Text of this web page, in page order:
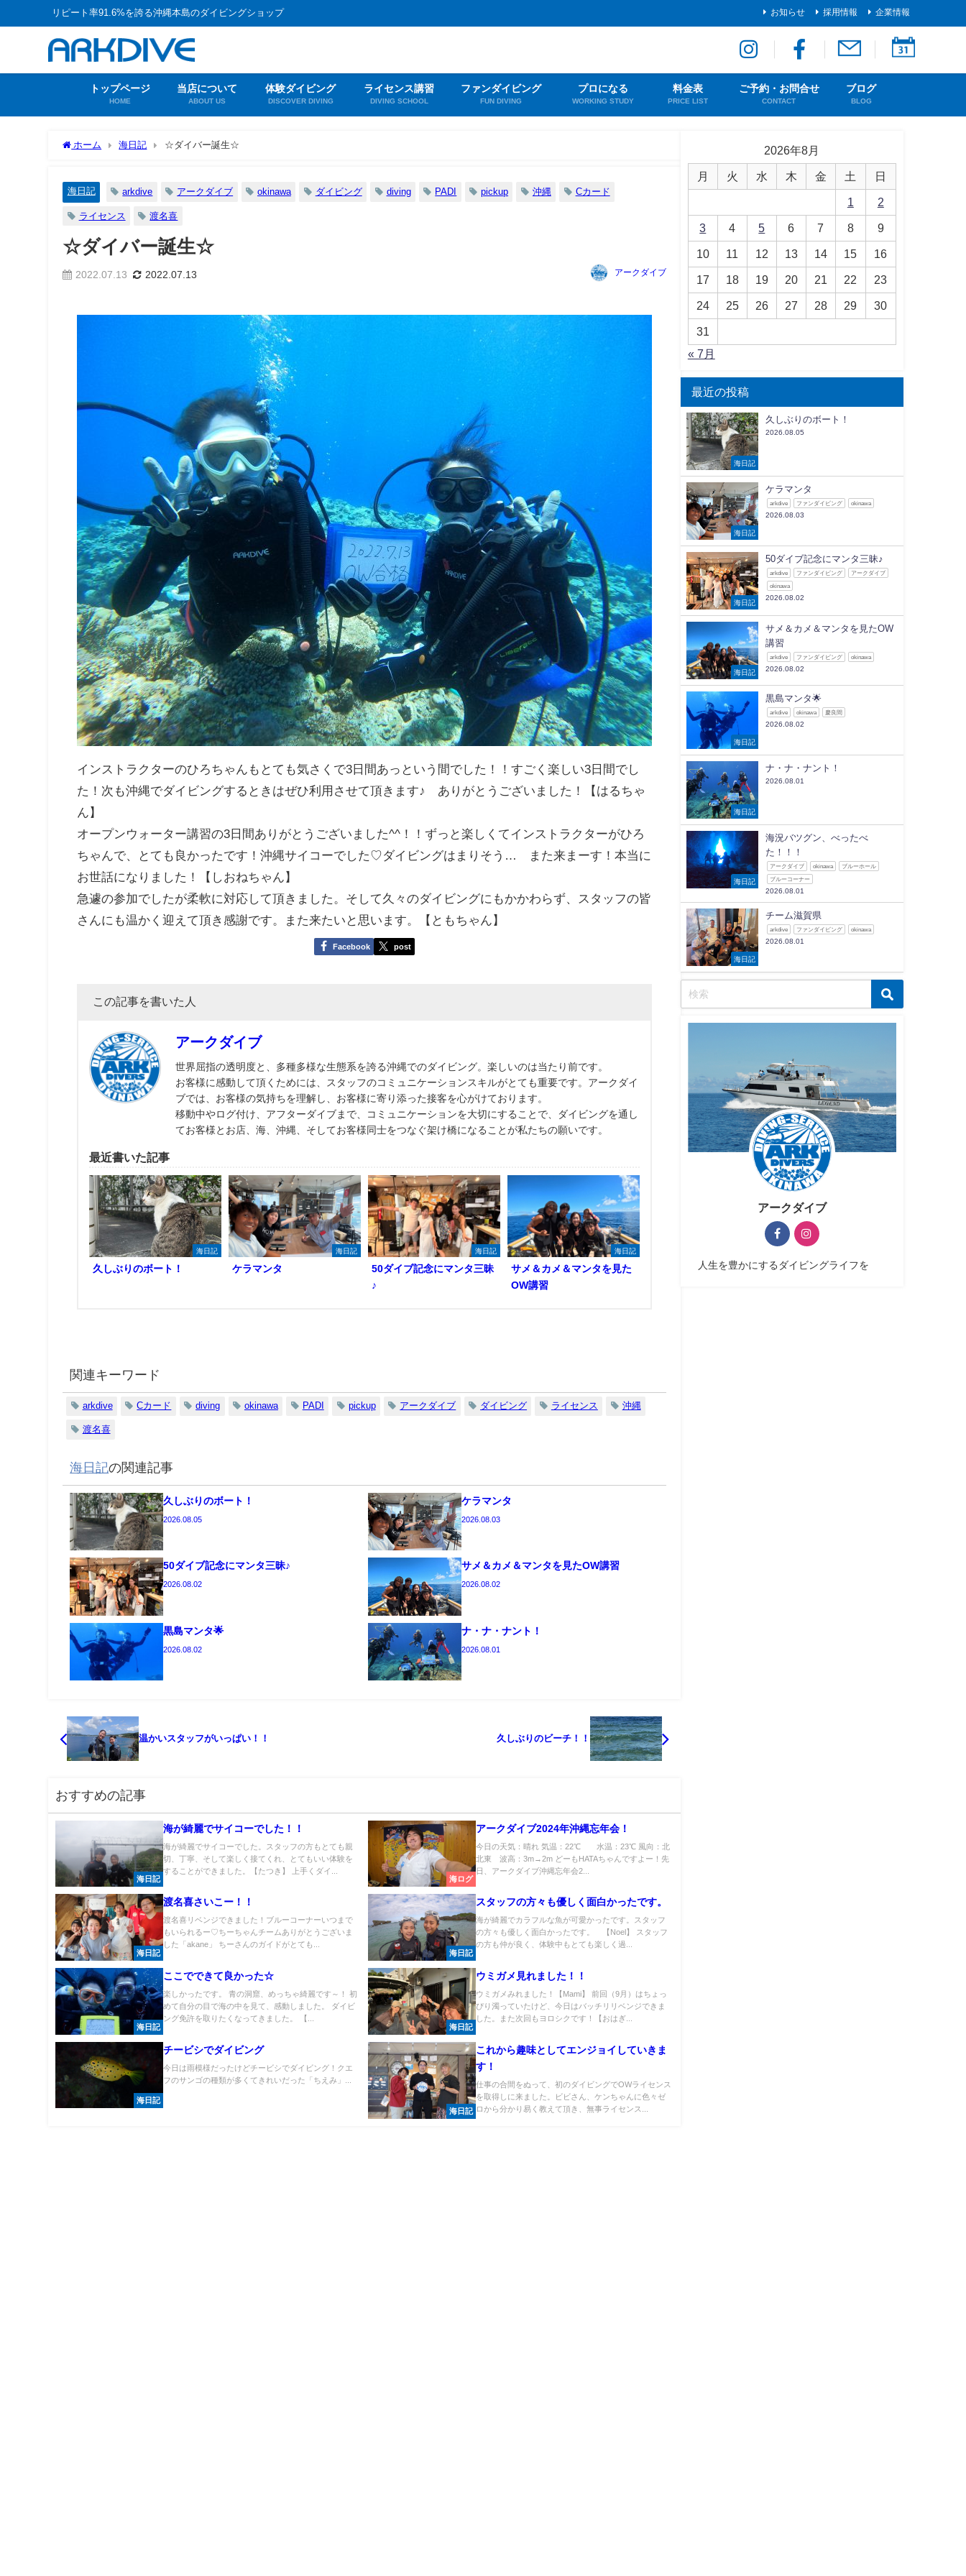
リピート率91.6%を誇る沖縄本島のダイビングショップ お知らせ 採用情報 企業情報
トップページ
HOME
当店について
ABOUT US
体験ダイビング
DISCOVER DIVING
ライセンス講習
DIVING SCHOOL
ファンダイビング
FUN DIVING
プロになる
WORKING STUDY
料金表
PRICE LIST
ご予約・お問合せ
CONTACT
ブログ
BLOG
ホーム 海日記 ☆ダイバー誕生☆
海日記 arkdive アークダイブ okinawa ダイビング diving PADI pickup 沖縄 Cカード
ライセンス 渡名喜
☆ダイバー誕生☆
2022.07.13 2022.07.13 アークダイブ
インストラクターのひろちゃんもとても気さくで3日間あっという間でした！！すごく楽しい3日間でし
た！次も沖縄でダイビングするときはぜひ利用させて頂きます♪ ありがとうございました！【はるちゃ
ん】
オープンウォーター講習の3日間ありがとうございました^^！！ずっと楽しくてインストラクターがひろ
ちゃんで、とても良かったです！沖縄サイコーでした♡ダイビングはまりそう… また来まーす！本当に
お世話になりました！【しおねちゃん】
急遽の参加でしたが柔軟に対応して頂きました。そして久々のダイビングにもかかわらず、スタッフの皆
さんにも温かく迎えて頂き感謝です。また来たいと思います。【ともちゃん】
Facebook post
この記事を書いた人
アークダイブ
世界屈指の透明度と、多種多様な生態系を誇る沖縄でのダイビング。楽しいのは当たり前です。
お客様に感動して頂くためには、スタッフのコミュニケーションスキルがとても重要です。アークダイ
ブでは、お客様の気持ちを理解し、お客様に寄り添った接客を心がけております。
移動中やログ付け、アフターダイブまで、コミュニケーションを大切にすることで、ダイビングを通し
てお客様とお店、海、沖縄、そしてお客様同士をつなぐ架け橋になることが私たちの願いです。
最近書いた記事
海日記
久しぶりのボート！
海日記
ケラマンタ
海日記
50ダイブ記念にマンタ三昧
♪
海日記
サメ＆カメ＆マンタを見た
OW講習
関連キーワード
arkdive Cカード diving okinawa PADI pickup アークダイブ ダイビング ライセンス 沖縄
渡名喜
海日記の関連記事
久しぶりのボート！
2026.08.05
ケラマンタ
2026.08.03
50ダイブ記念にマンタ三昧♪
2026.08.02
サメ＆カメ＆マンタを見たOW講習
2026.08.02
黒島マンタ🌟
2026.08.02
ナ・ナ・ナント！
2026.08.01
温かいスタッフがいっぱい！！ 久しぶりのビーチ！！
おすすめの記事
海日記
海が綺麗でサイコーでした！！
海が綺麗でサイコーでした。スタッフの方もとても親
切、丁寧、そして楽しく接てくれ、とてもいい体験を
することができました。【たつき】 上手くダイ...
海ログ
アークダイブ2024年沖縄忘年会！
今日の天気：晴れ 気温：22℃ 水温：23℃ 風向：北
北東 波高：3m→2m どーもHATAちゃんですよー！先
日、アークダイブ沖縄忘年会2...
海日記
渡名喜さいこー！！
渡名喜リベンジできました！ブルーコーナーいつまで
もいられるー♡ちーちゃんチームありがとうございま
した「akane」 ちーさんのガイドがとても...
海日記
スタッフの方々も優しく面白かったです。
海が綺麗でカラフルな魚が可愛かったです。スタッフ
の方々も優しく面白かったです。 【Noel】 スタッフ
の方も仲が良く、体験中もとても楽しく過...
海日記
ここでできて良かった☆
楽しかったです。 青の洞窟、めっちゃ綺麗です～！ 初
めて自分の目で海の中を見て、感動しました。 ダイビ
ング免許を取りたくなってきました。 【...
海日記
ウミガメ見れました！！
ウミガメみれました！【Mami】 前回（9月）はちょっ
ぴり濁っていたけど、今日はバッチリリベンジできま
した。また次回もヨロシクです！【おはぎ...
海日記
チービシでダイビング
今日は雨模様だったけどチービシでダイビング！クエ
フのサンゴの種類が多くてきれいだった「ちえみ」...
海日記
これから趣味としてエンジョイしていきま
す！
仕事の合間をぬって、初のダイビングでOWライセンス
を取得しに来ました。ビビさん、ケンちゃんに色々ゼ
ロから分かり易く教えて頂き、無事ライセンス...
2026年8月
月 火 水 木 金 土 日
1 2
3 4 5 6 7 8 9
10 11 12 13 14 15 16
17 18 19 20 21 22 23
24 25 26 27 28 29 30
31
« 7月
最近の投稿
海日記
久しぶりのボート！
2026.08.05
海日記
ケラマンタ
arkdive ファンダイビング okinawa
2026.08.03
海日記
50ダイブ記念にマンタ三昧♪
arkdive ファンダイビング アークダイブ
okinawa
2026.08.02
海日記
サメ＆カメ＆マンタを見たOW
講習
arkdive ファンダイビング okinawa
2026.08.02
海日記
黒島マンタ🌟
arkdive okinawa 慶良間
2026.08.02
海日記
ナ・ナ・ナント！
2026.08.01
海日記
海況バツグン、べったべ
た！！！
アークダイブ okinawa ブルーホール
ブルーコーナー
2026.08.01
海日記
チーム滋賀県
arkdive ファンダイビング okinawa
2026.08.01
アークダイブ
人生を豊かにするダイビングライフを